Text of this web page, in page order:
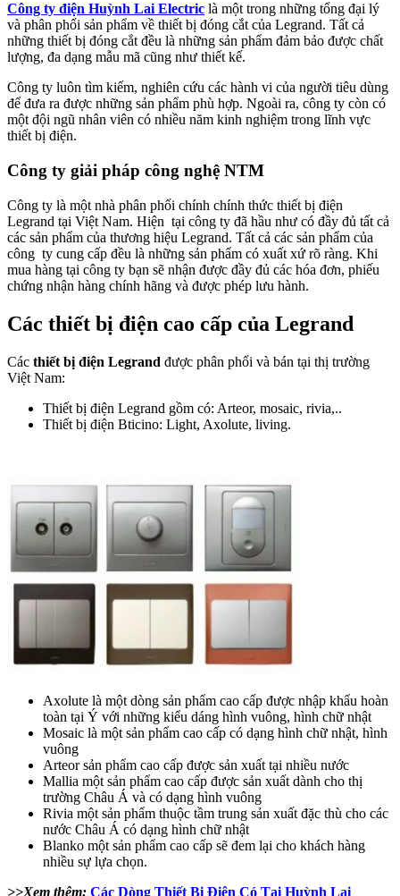
Công ty điện Huỳnh Lai Electric là một trong những tổng đại lý
và phân phối sản phẩm về thiết bị đóng cắt của Legrand. Tất cả
những thiết bị đóng cắt đều là những sản phẩm đảm bảo được chất
lượng, đa dạng mẫu mã cũng như thiết kế.
Công ty luôn tìm kiếm, nghiên cứu các hành vi của người tiêu dùng
để đưa ra được những sản phẩm phù hợp. Ngoài ra, công ty còn có
một đội ngũ nhân viên có nhiều năm kinh nghiệm trong lĩnh vực
thiết bị điện.
Công ty giải pháp công nghệ NTM
Công ty là một nhà phân phối chính chính thức thiết bị điện
Legrand tại Việt Nam. Hiện tại công ty đã hầu như có đầy đủ tất cả
các sản phẩm của thương hiệu Legrand. Tất cả các sản phẩm của
công ty cung cấp đều là những sản phẩm có xuất xứ rõ ràng. Khi
mua hàng tại công ty bạn sẽ nhận được đầy đủ các hóa đơn, phiếu
chứng nhận hàng chính hãng và được phép lưu hành.
Các thiết bị điện cao cấp của Legrand
Các thiết bị điện Legrand được phân phối và bán tại thị trường
Việt Nam:
Thiết bị điện Legrand gồm có: Arteor, mosaic, rivia,..
Thiết bị điện Bticino: Light, Axolute, living.
Axolute là một dòng sản phẩm cao cấp được nhập khẩu hoàn
toàn tại Ý với những kiểu dáng hình vuông, hình chữ nhật
Mosaic là một sản phẩm cao cấp có dạng hình chữ nhật, hình
vuông
Arteor sản phẩm cao cấp được sản xuất tại nhiều nước
Mallia một sản phẩm cao cấp được sản xuất dành cho thị
trường Châu Á và có dạng hình vuông
Rivia một sản phẩm thuộc tầm trung sản xuất đặc thù cho các
nước Châu Á có dạng hình chữ nhật
Blanko một sản phẩm cao cấp sẽ đem lại cho khách hàng
nhiều sự lựa chọn.
>>Xem thêm: Các Dòng Thiết Bị Điện Có Tại Huỳnh Lai